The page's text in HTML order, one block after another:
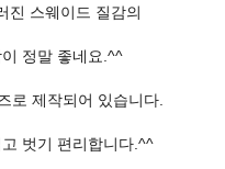
진 스웨이드 질감의
정말 좋네요.^^
로 제작되어 있습니다.
벗기 편리합니다.^^